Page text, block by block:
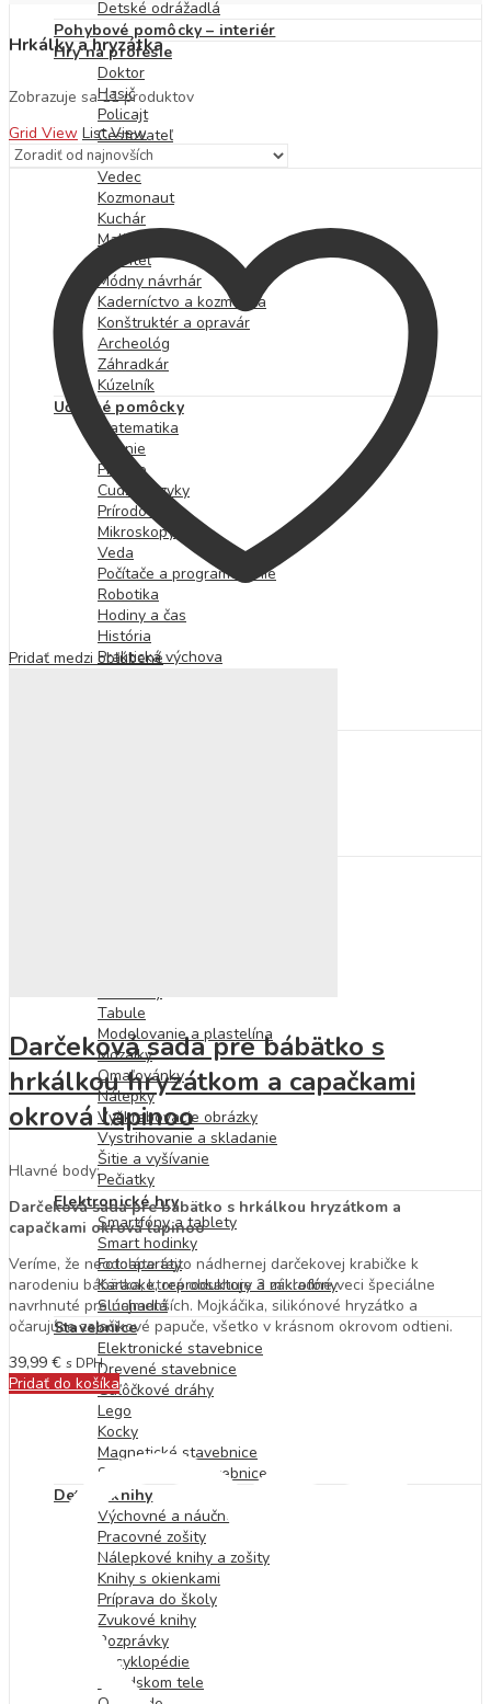
Detské odrážadlá
Pohybové pomôcky – interiér
Hry na profesie
Doktor
Hasič
Policajt
Cestovateľ
Hudobník
Vedec
Kozmonaut
Kuchár
Maliar
Staviteľ
Módny návrhár
Kaderníctvo a kozmetika
Konštruktér a opravár
Archeológ
Záhradkár
Kúzelník
Učebné pomôcky
Matematika
Čítanie
Písanie
Cudzie jazyky
Prírodoveda
Mikroskopy
Veda
Počítače a programovanie
Robotika
Hodiny a čas
História
Praktická výchova
Bublifuky
Tabule
Modelovanie a plastelína
Mozaiky
Omaľovánky
Nálepky
Vyškrabovacie obrázky
Vystrihovanie a skladanie
Šitie a vyšívanie
Pečiatky
Elektronické hry
Smartfóny a tablety
Smart hodinky
Fotoaparáty
Karaoke, reproduktory a mikrofóny
Slúchadlá
Stavebnice
Elektronické stavebnice
Drevené stavebnice
Guľôčkové dráhy
Lego
Kocky
Magnetické stavebnice
Skrutkovacie stavebnice
Detské knihy
Výchovné a náučné
Pracovné zošity
Nálepkové knihy a zošity
Knihy s okienkami
Príprava do školy
Zvukové knihy
Rozprávky
Encyklopédie
O ľudskom tele
Hrkálky a hryzátka
Zobrazuje sa 11 produktovZoradené
Grid View List View
Pridať medzi obľúbené
Darčeková sada pre bábätko s
hrkálkou hryzátkom a capačkami
okrová lapinoo
Hlavné body:
Darčeková sada pre bábätko s hrkálkou hryzátkom a
capačkami okrová lapinoo
Veríme, že neodoláte tejto nádhernej darčekovej krabičke k
narodeniu bábätka, ktorá obsahuje 3 základné veci špeciálne
navrhnuté pre najmenších. Mojkáčika, silikónové hryzátko a
očarujúce zajačikové papuče, všetko v krásnom okrovom odtieni.
39,99 € s DPH
Pridať do košíka